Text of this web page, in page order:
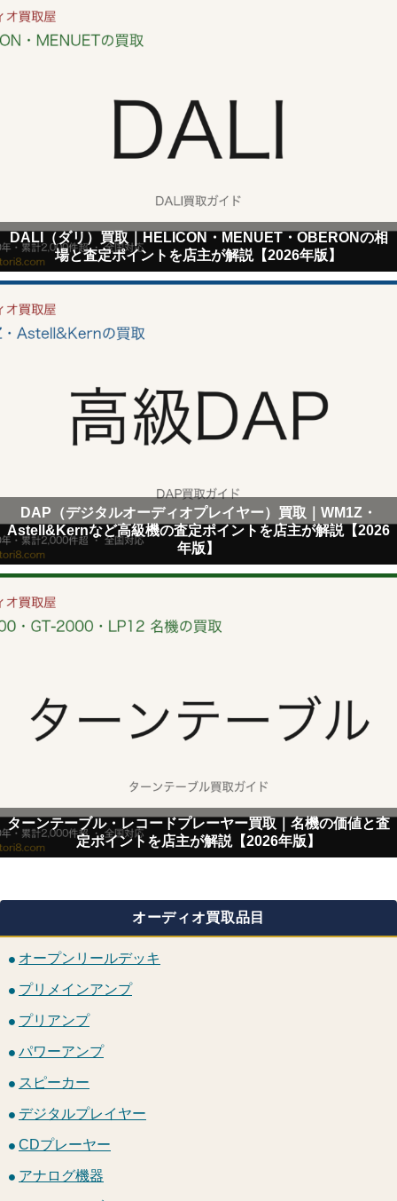
DALI（ダリ）買取｜HELICON・MENUET・OBERONの相
場と査定ポイントを店主が解説【2026年版】
DAP（デジタルオーディオプレイヤー）買取｜WM1Z・
Astell&Kernなど高級機の査定ポイントを店主が解説【2026
年版】
ターンテーブル・レコードプレーヤー買取｜名機の価値と査
定ポイントを店主が解説【2026年版】
オーディオ買取品目
オープンリールデッキ
プリメインアンプ
プリアンプ
パワーアンプ
スピーカー
デジタルプレイヤー
CDプレーヤー
アナログ機器